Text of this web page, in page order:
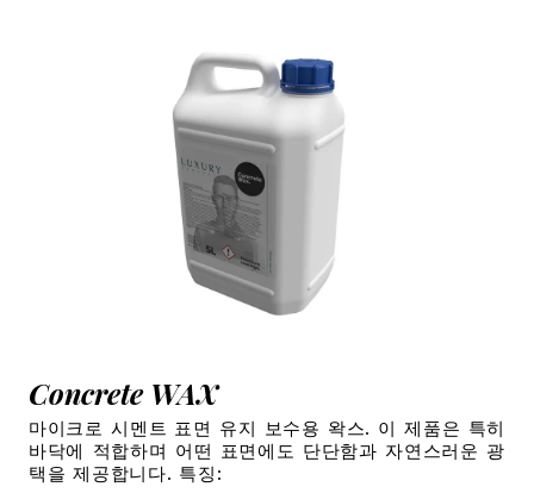
Concrete WAX
마이크로 시멘트 표면 유지 보수용 왁스. 이 제품은 특히
바닥에 적합하며 어떤 표면에도 단단함과 자연스러운 광
택을 제공합니다. 특징: